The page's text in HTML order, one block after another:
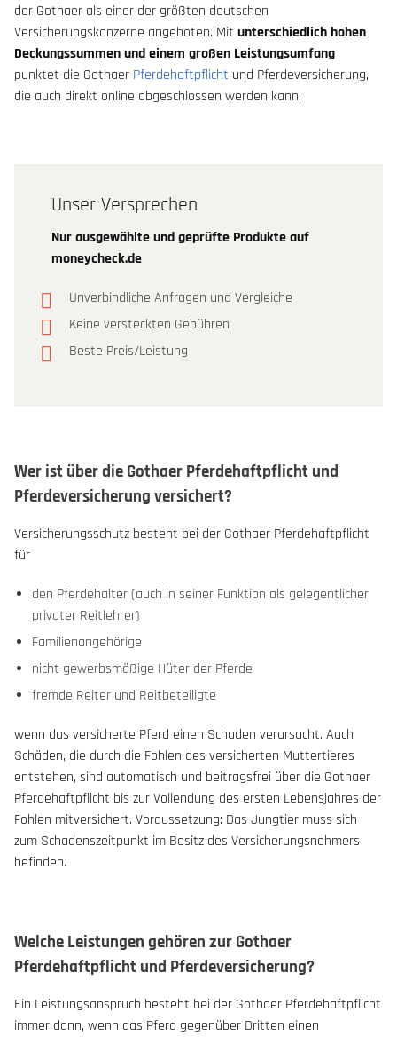
der Gothaer als einer der größten deutschen
Versicherungskonzerne angeboten. Mit unterschiedlich hohen
Deckungssummen und einem großen Leistungsumfang
punktet die Gothaer Pferdehaftpflicht und Pferdeversicherung,
die auch direkt online abgeschlossen werden kann.
Unser Versprechen
Nur ausgewählte und geprüfte Produkte auf
moneycheck.de
Unverbindliche Anfragen und Vergleiche
Keine versteckten Gebühren
Beste Preis/Leistung
Wer ist über die Gothaer Pferdehaftpflicht und
Pferdeversicherung versichert?
Versicherungsschutz besteht bei der Gothaer Pferdehaftpflicht
für
den Pferdehalter (auch in seiner Funktion als gelegentlicher
privater Reitlehrer)
Familienangehörige
nicht gewerbsmäßige Hüter der Pferde
fremde Reiter und Reitbeteiligte
wenn das versicherte Pferd einen Schaden verursacht. Auch
Schäden, die durch die Fohlen des versicherten Muttertieres
entstehen, sind automatisch und beitragsfrei über die Gothaer
Pferdehaftpflicht bis zur Vollendung des ersten Lebensjahres der
Fohlen mitversichert. Voraussetzung: Das Jungtier muss sich
zum Schadenszeitpunkt im Besitz des Versicherungsnehmers
befinden.
Welche Leistungen gehören zur Gothaer
Pferdehaftpflicht und Pferdeversicherung?
Ein Leistungsanspruch besteht bei der Gothaer Pferdehaftpflicht
immer dann, wenn das Pferd gegenüber Dritten einen